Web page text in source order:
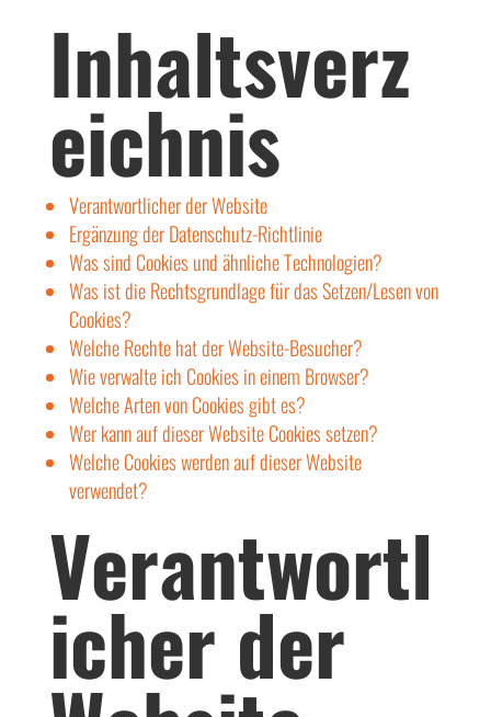
Inhaltsverz
eichnis
Verantwortlicher der Website
Ergänzung der Datenschutz-Richtlinie
Was sind Cookies und ähnliche Technologien?
Was ist die Rechtsgrundlage für das Setzen/Lesen von
Cookies?
Welche Rechte hat der Website-Besucher?
Wie verwalte ich Cookies in einem Browser?
Welche Arten von Cookies gibt es?
Wer kann auf dieser Website Cookies setzen?
Welche Cookies werden auf dieser Website
verwendet?
Verantwortl
icher der